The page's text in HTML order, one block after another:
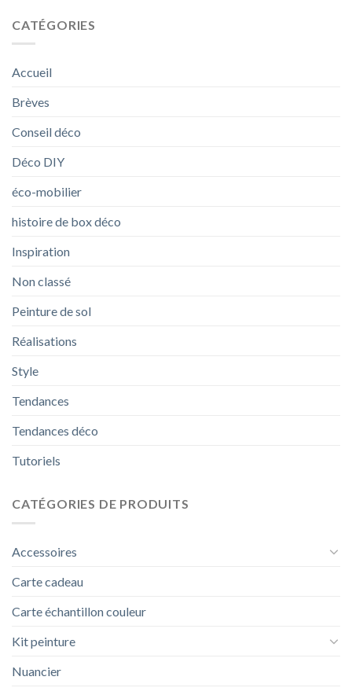
CATÉGORIES
Accueil
Brèves
Conseil déco
Déco DIY
éco-mobilier
histoire de box déco
Inspiration
Non classé
Peinture de sol
Réalisations
Style
Tendances
Tendances déco
Tutoriels
CATÉGORIES DE PRODUITS
Accessoires
Carte cadeau
Carte échantillon couleur
Kit peinture
Nuancier